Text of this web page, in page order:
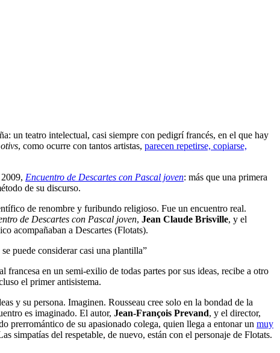
un teatro intelectual, casi siempre con pedigrí francés, en el que hay
, como ocurre con tantos artistas, parecen repetirse, copiarse,
Encuentro de Descartes con Pascal joven: más que una primera
de su discurso.
de renombre y furibundo religioso. Fue un encuentro real.
de Descartes con Pascal joven, Jean Claude Brisville, y el
acompañaban a Descartes (Flotats).
puede considerar casi una plantilla”
francesa en un semi-exilio de todas partes por sus ideas, recibe a otro
el primer antisistema.
y su persona. Imaginen. Rousseau cree solo en la bondad de la
es imaginado. El autor, Jean-François Prevand, y el director,
prerromántico de su apasionado colega, quien llega a entonar un muy
del respetable, de nuevo, están con el personaje de Flotats.